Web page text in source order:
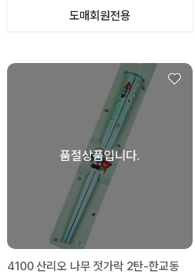
도매회원전용
품절상품입니다.
4100 산리오 나무 젓가락 2탄-한교동